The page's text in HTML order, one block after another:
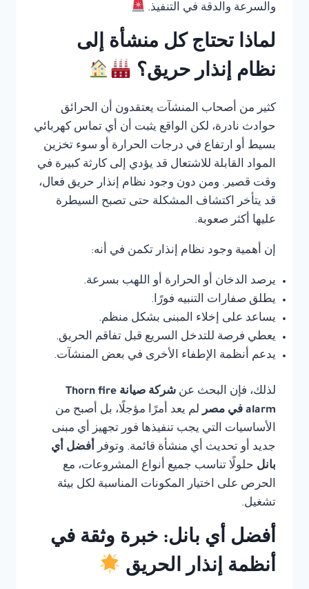
والسرعة والدقة في التنفيذ.
لماذا تحتاج كل منشأة إلى
نظام إنذار حريق؟
كثير من أصحاب المنشآت يعتقدون أن الحرائق
حوادث نادرة، لكن الواقع يثبت أن أي تماس كهربائي
بسيط أو ارتفاع في درجات الحرارة أو سوء تخزين
المواد القابلة للاشتعال قد يؤدي إلى كارثة كبيرة في
وقت قصير. ومن دون وجود نظام إنذار حريق فعال،
قد يتأخر اكتشاف المشكلة حتى تصبح السيطرة
عليها أكثر صعوبة.
إن أهمية وجود نظام إنذار تكمن في أنه:
يرصد الدخان أو الحرارة أو اللهب بسرعة.
يطلق صفارات التنبيه فورًا.
يساعد على إخلاء المبنى بشكل منظم.
يعطي فرصة للتدخل السريع قبل تفاقم الحريق.
يدعم أنظمة الإطفاء الأخرى في بعض المنشآت.
لذلك، فإن البحث عن
شركة صيانة Thorn fire
alarm في مصر
لم يعد أمرًا مؤجلًا، بل أصبح من
الأساسيات التي يجب تنفيذها فور تجهيز أي مبنى
جديد أو تحديث أي منشأة قائمة. وتوفر أفضل أي
بانل حلولًا تناسب جميع أنواع المشروعات، مع
الحرص على اختيار المكونات المناسبة لكل بيئة
تشغيل.
أفضل أي بانل: خبرة وثقة في
أنظمة إنذار الحريق